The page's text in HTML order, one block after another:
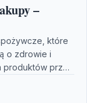
–
które
o zdrowie i
przez